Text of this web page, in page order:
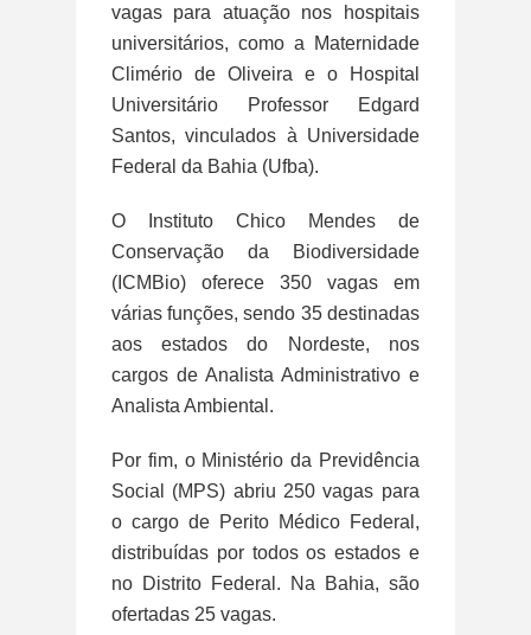
vagas para atuação nos hospitais
universitários, como a Maternidade
Climério de Oliveira e o Hospital
Universitário Professor Edgard
Santos, vinculados à Universidade
Federal da Bahia (Ufba).
O Instituto Chico Mendes de
Conservação da Biodiversidade
(ICMBio) oferece 350 vagas em
várias funções, sendo 35 destinadas
aos estados do Nordeste, nos
cargos de Analista Administrativo e
Analista Ambiental.
Por fim, o Ministério da Previdência
Social (MPS) abriu 250 vagas para
o cargo de Perito Médico Federal,
distribuídas por todos os estados e
no Distrito Federal. Na Bahia, são
ofertadas 25 vagas.